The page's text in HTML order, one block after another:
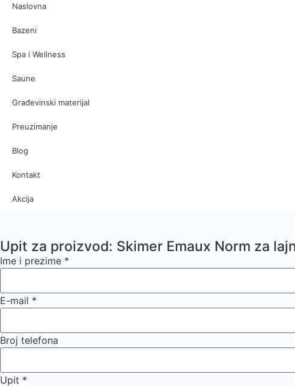
Naslovna
Bazeni
Spa i Wellness
Saune
Građevinski materijal
Preuzimanje
Blog
Kontakt
Akcija
Upit za proizvod: Skimer Emaux Norm za
Ime i prezime *
E-mail *
Broj telefona
Upit *